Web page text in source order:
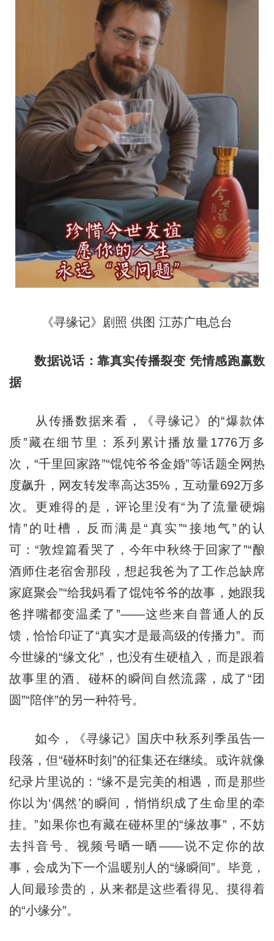
《寻缘记》剧照 供图 江苏广电总台
数据说话：靠真实传播裂变 凭情感跑赢数
据
从传播数据来看，《寻缘记》的“爆款体
质”藏在细节里：系列累计播放量1776万多
次，“千里回家路”“馄饨爷爷金婚”等话题全网热
度飙升，网友转发率高达35%，互动量692万多
次。更难得的是，评论里没有“为了流量硬煽
情”的吐槽，反而满是“真实”“接地气”的认
可：“敦煌篇看哭了，今年中秋终于回家了”“酿
酒师住老宿舍那段，想起我爸为了工作总缺席
家庭聚会”“给我妈看了馄饨爷爷的故事，她跟我
爸拌嘴都变温柔了”——这些来自普通人的反
馈，恰恰印证了“真实才是最高级的传播力”。而
今世缘的“缘文化”，也没有生硬植入，而是跟着
故事里的酒、碰杯的瞬间自然流露，成了“团
圆”“陪伴”的另一种符号。
如今，《寻缘记》国庆中秋系列季虽告一
段落，但“碰杯时刻”的征集还在继续。或许就像
纪录片里说的：“缘不是完美的相遇，而是那些
你以为‘偶然’的瞬间，悄悄织成了生命里的牵
挂。”如果你也有藏在碰杯里的“缘故事”，不妨
去抖音号、视频号晒一晒——说不定你的故
事，会成为下一个温暖别人的“缘瞬间”。毕竟，
人间最珍贵的，从来都是这些看得见、摸得着
的“小缘分”。